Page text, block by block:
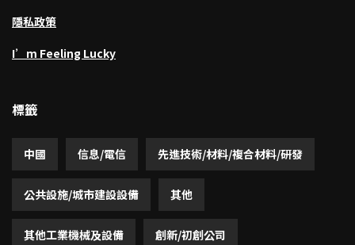
隱私政策
I’m Feeling Lucky
標籤
中國 信息/電信 先進技術/材料/複合材料/研發
公共設施/城市建設設備 其他
其他工業機械及設備 創新/初創公司